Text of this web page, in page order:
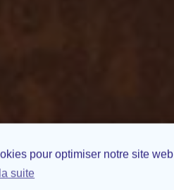
pour optimiser notre site web
suite